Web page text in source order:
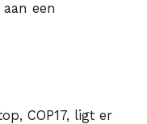
een
COP17, ligt er